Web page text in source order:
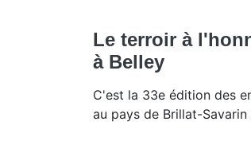
Le terroir à
à Belley
C'est la 33e édition des
au pays de Brillat-Savarin